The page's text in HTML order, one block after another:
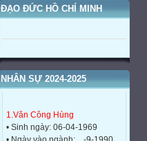
ĐẠO ĐỨC HỒ CHÍ MINH
NHÂN SỰ 2024-2025
• Sinh ngày: 06-04-1969
• Ngày vào ngành:…-9-1990
• Chức vụ hiện nay: Hiệu trưởng